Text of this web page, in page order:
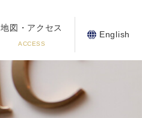
地図・アクセス
ACCESS
English